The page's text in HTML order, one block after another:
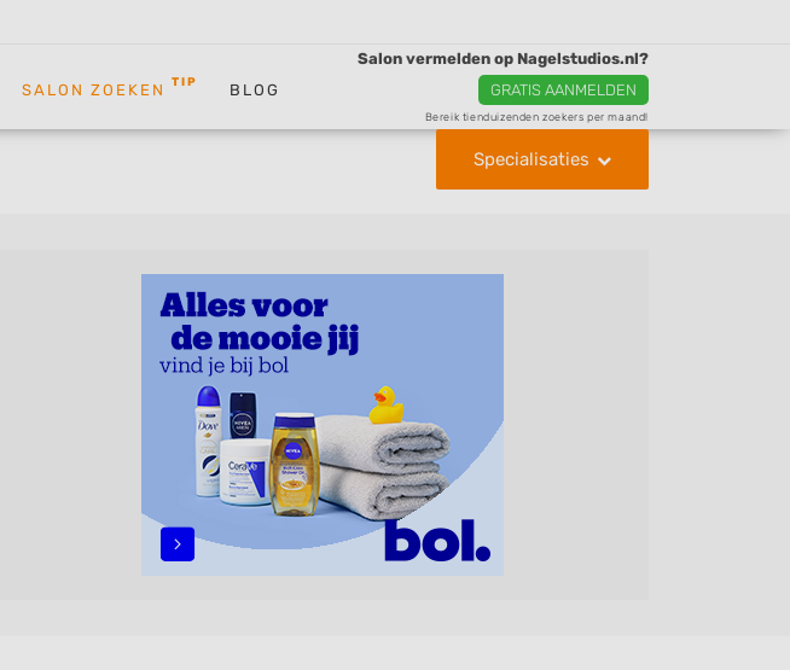
SALON ZOEKEN TIP BLOG
Salon vermelden op Nagelstudios.nl?
GRATIS AANMELDEN
Bereik tienduizenden zoekers per maand!
Specialisaties